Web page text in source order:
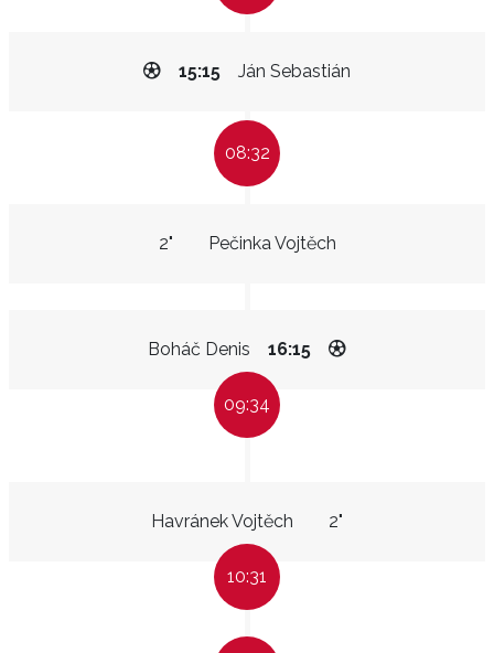
Ján Sebastián
15:15
08:32
Pečinka Vojtěch
2"
Boháč Denis 16:15
09:34
Havránek Vojtěch 2"
10:31